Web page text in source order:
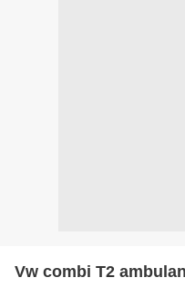
Vw combi T2